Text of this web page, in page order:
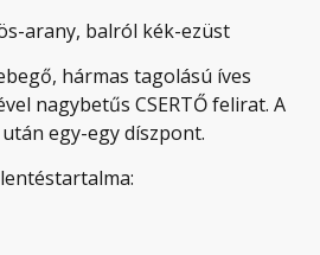
arany, balról kék-ezüst
hármas tagolású íves
nagybetűs CSERTŐ felirat. A
egy-egy díszpont.